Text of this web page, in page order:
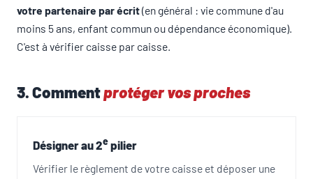
votre partenaire par écrit(en général : vie commune d'au
moins 5 ans, enfant commun ou dépendance économique).
C'est à vérifier caisse par caisse.
3. Commentprotéger vos proches
Désigner au 2epilier
Vérifier le règlement de votre caisse et déposer une